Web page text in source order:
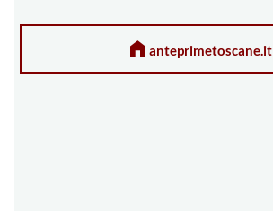
anteprimetoscane.it